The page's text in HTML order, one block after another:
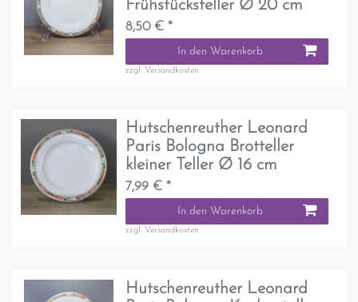
Frühstücksteller Ø 20 cm
8,50 € *
In den Warenkorb
zzgl. Versandkosten
Hutschenreuther Leonard
Paris Bologna Brotteller
kleiner Teller Ø 16 cm
7,99 € *
In den Warenkorb
zzgl. Versandkosten
Hutschenreuther Leonard